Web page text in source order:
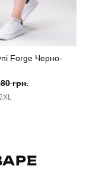
Forge Черно-
грн.
2XL